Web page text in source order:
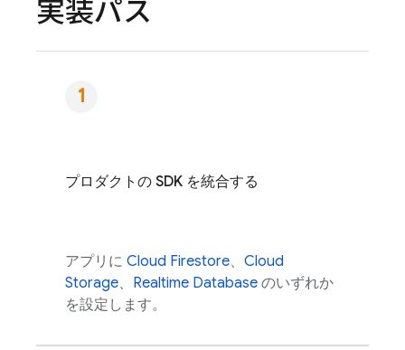
実装パス
プロダクトの SDK を統合する
アプリに Cloud Firestore、 Cloud
Storage、 Realtime Database のいずれか
を設定します。